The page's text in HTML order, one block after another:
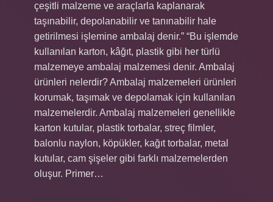
çeşitli malzeme ve araçlarla kaplanarak
taşınabilir, depolanabilir ve tanınabilir hale
getirilmesi işlemine ambalaj denir.” “Bu işlemde
kullanılan karton, kâğıt, plastik gibi her türlü
malzemeye ambalaj malzemesi denir. Ambalaj
ürünleri nelerdir? Ambalaj malzemeleri ürünleri
korumak, taşımak ve depolamak için kullanılan
malzemelerdir. Ambalaj malzemeleri genellikle
karton kutular, plastik torbalar, streç filmler,
balonlu naylon, köpükler, kağıt torbalar, metal
kutular, cam şişeler gibi farklı malzemelerden
oluşur. Primer…